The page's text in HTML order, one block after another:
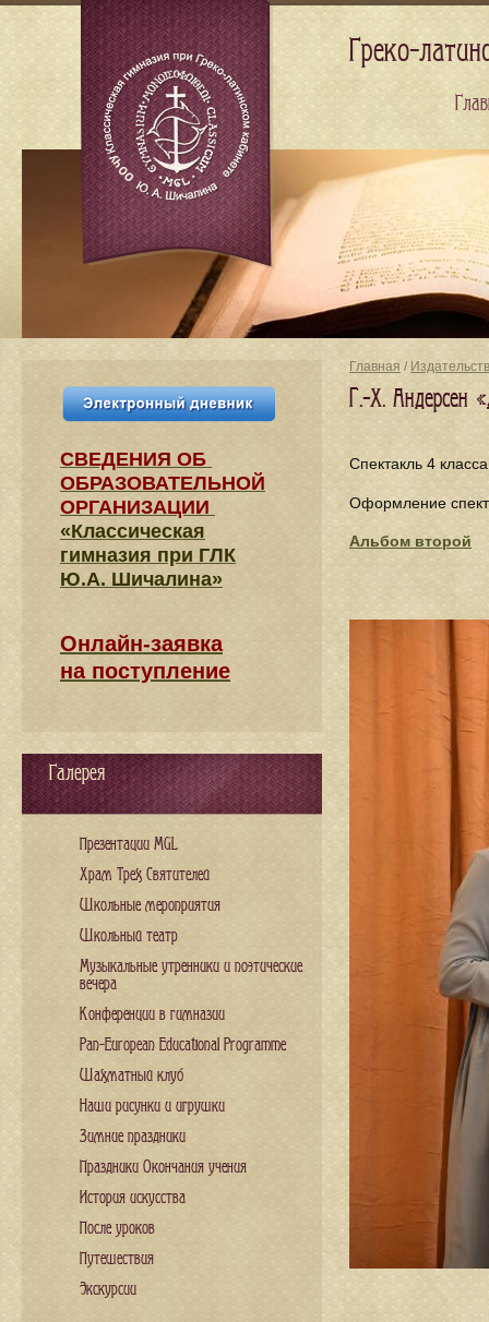
Главная /
Г.-Х. Андерсен
Cпектакль 4
Оформление
Альбом второй
СВЕДЕНИЯ​ ОБ
ОБРАЗОВАТЕЛЬНОЙ
ОРГАНИЗАЦИИ
«Классическая
гимназия при ГЛК
Ю.А. Шичалина»
Онлайн-заявка
на поступление
Галерея
Презентации MGL
Храм Трех Святителей
Школьные мероприятия
Школьный театр
Музыкальные утренники и поэтические
вечера
Конференции в гимназии
Pan-European Educational Programme
Шахматный клуб
Наши рисунки и игрушки
Зимние праздники
Праздники Окончания учения
История искусства
После уроков
Путешествия
Экскурсии
Греко-